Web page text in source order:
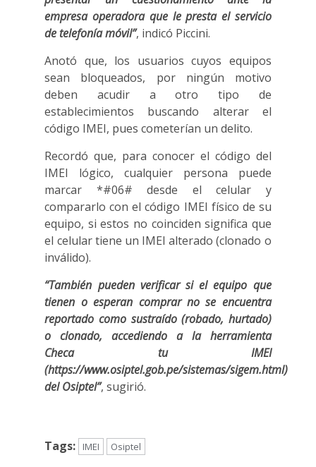
empresa operadora que le presta el servicio
de telefonía móvil”, indicó Piccini.
Anotó que, los usuarios cuyos equipos
sean bloqueados, por ningún motivo
deben acudir a otro tipo de
establecimientos buscando alterar el
código IMEI, pues cometerían un delito.
Recordó que, para conocer el código del
IMEI lógico, cualquier persona puede
marcar *#06# desde el celular y
compararlo con el código IMEI físico de su
equipo, si estos no coinciden significa que
el celular tiene un IMEI alterado (clonado o
inválido).
“También pueden verificar si el equipo que
tienen o esperan comprar no se encuentra
reportado como sustraído (robado, hurtado)
o clonado, accediendo a la herramienta
Checa tu IMEI
(https://www.osiptel.gob.pe/sistemas/sigem.html)
del Osiptel”, sugirió.
Tags: IMEI Osiptel